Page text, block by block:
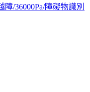
/36000Pa/障礙物識別